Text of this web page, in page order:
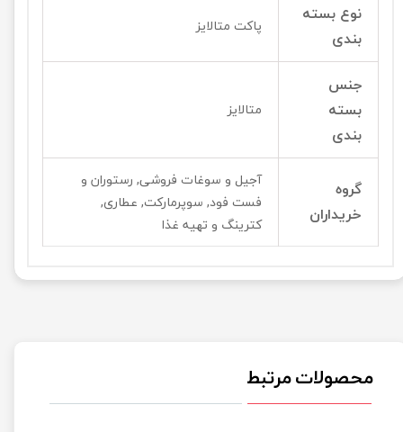
نوع بسته
بندی
پاکت متالایز
جنس
بسته
بندی
متالایز
گروه
خریداران
آجیل و سوغات فروشی, رستوران و
فست فود, سوپرمارکت, عطاری,
کترینگ و تهیه غذا
محصولات مرتبط